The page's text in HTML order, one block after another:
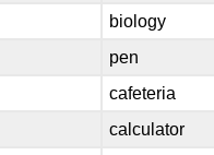
biology
pen
cafeteria
calculator